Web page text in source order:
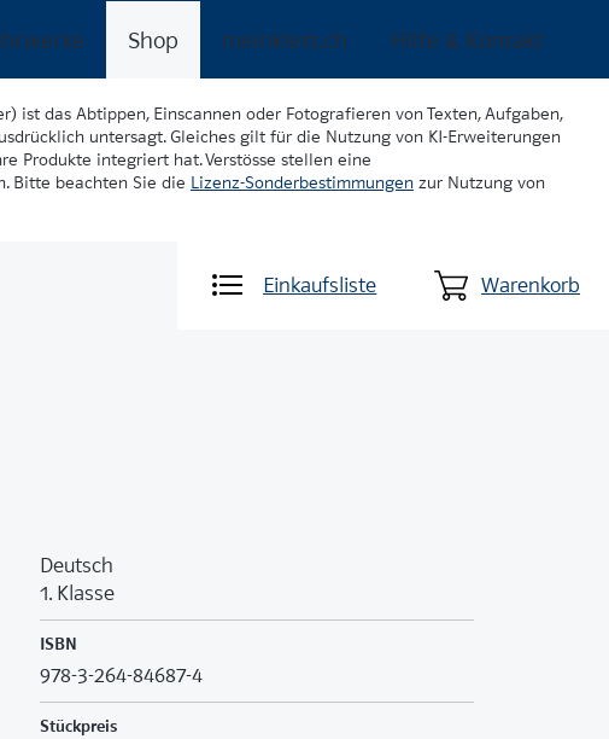
Shop meinklett.ch Hilfe & Kontakt
das Abtippen, Einscannen oder Fotografieren von Texten, Aufgaben,
untersagt. Gleiches gilt für die Nutzung von KI-Erweiterungen
Produkte integriert hat. Verstösse stellen eine
Bitte beachten Sie die Lizenz-Sonderbestimmungen zur Nutzung von
Einkaufsliste Warenkorb
Deutsch
1. Klasse
ISBN
978-3-264-84687-4
Stückpreis